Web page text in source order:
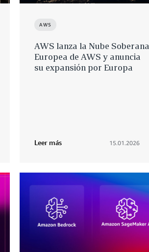
AWS
AWS lanza la Nube Soberana
Europea de AWS y anuncia
su expansión por Europa
Leer más 15.01.2026